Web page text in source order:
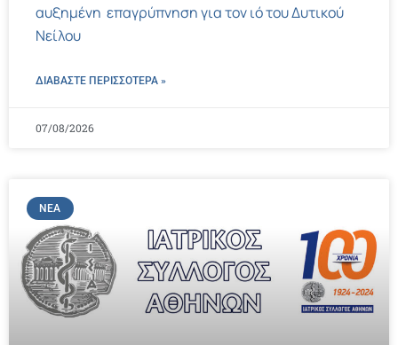
αυξημένη επαγρύπνηση για τον ιό του Δυτικού
Νείλου
ΔΙΑΒΑΣΤΕ ΠΕΡΙΣΣΌΤΕΡΑ »
07/08/2026
ΝΈΑ